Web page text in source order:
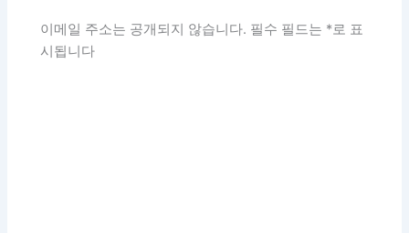
이메일 주소는 공개되지 않습니다. 필수 필드는 *로 표
시됩니다